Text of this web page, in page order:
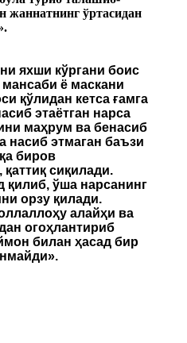
ўртасидан
яхши кўргани боис
ё маскани
қўлидан кетса ғамга
этаётган нарса
маҳрум ва бенасиб
насиб этмаган баъзи
биров
сиқилади.
қилиб, ўша нарсанинг
орзу қилади.
алайҳи ва
огоҳлантириб
билан ҳасад бир